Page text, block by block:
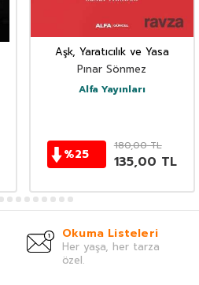
Aşk, Yaratıcılık ve Yasa
Pınar Sönmez
Alfa Yayınları
%25
180,00TL
135,00 TL
Okuma Listeleri
Her yaşa, her tarza
özel.